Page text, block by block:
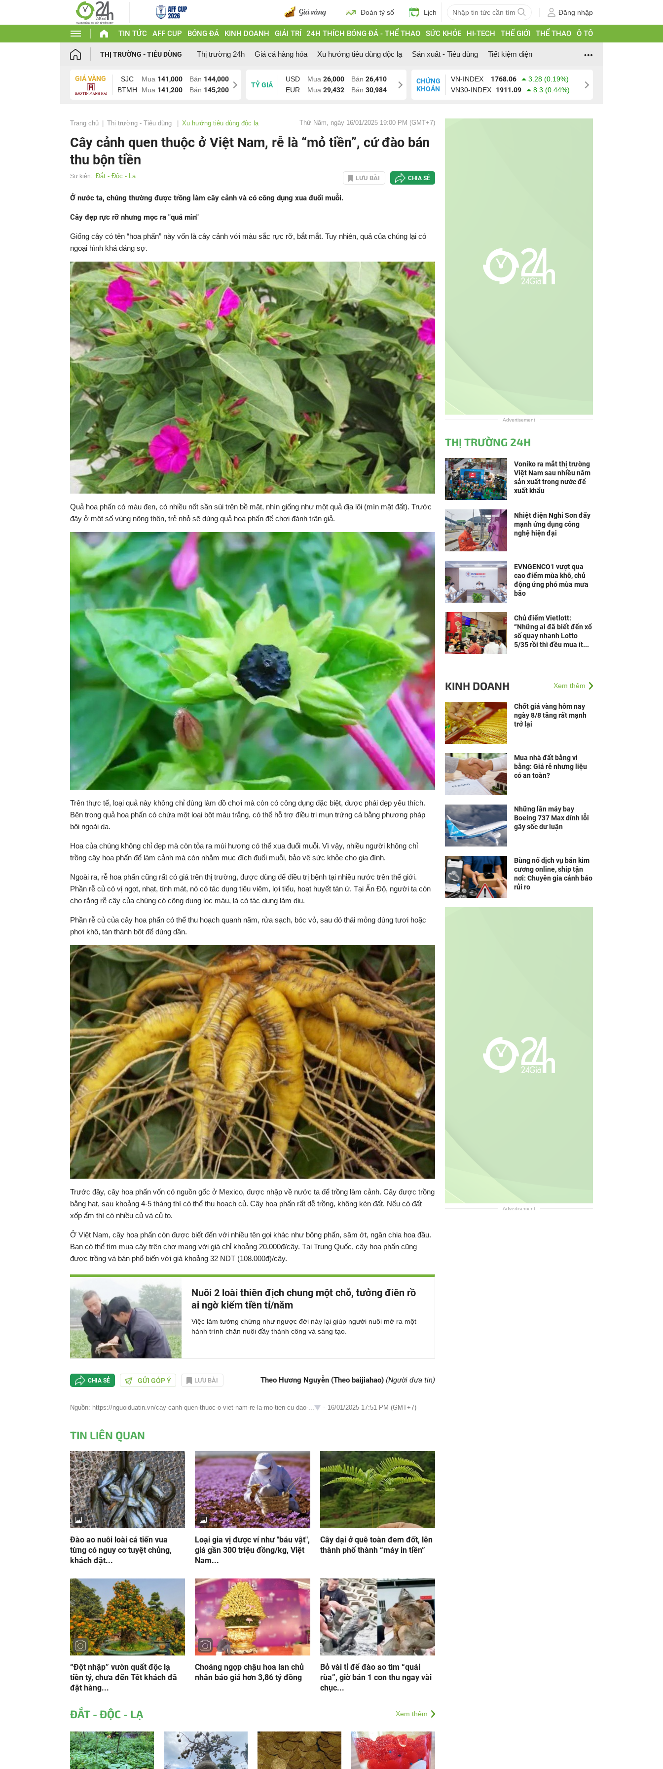
Đoán tỷ số Lịch Đăng nhập
TIN TỨC AFF CUP BÓNG ĐÁ KINH DOANH GIẢI TRÍ 24H THÍCH BÓNG ĐÁ - THỂ THAO SỨC KHỎE HI-TECH THẾ GIỚI THỂ THAO Ô TÔ
THỊ TRƯỜNG - TIÊU DÙNG Thị trường 24h Giá cả hàng hóa Xu hướng tiêu dùng độc lạ Sản xuất - Tiêu dùng Tiết kiệm điện
GIÁ VÀNG SJC Mua 141,000 Bán 144,000
BTMH
Mua 141,200 Bán 145,200
TỶ GIÁ
USD Mua 26,000 Bán 26,410
EUR
Mua 29,432 Bán 30,984
CHỨNG
KHOÁN
VN-INDEX 1768.06
3.28 (0.19%)
VN30-INDEX
1911.09 8.3 (0.44%)
Trang chủ Thị trường - Tiêu dùng Xu hướng tiêu dùng độc lạ Thứ Năm, ngày 16/01/2025 19:00 PM (GMT+7)
Cây cảnh quen thuộc ở Việt Nam, rễ là “mỏ tiền”, cứ đào bán
thu bộn tiền
Sự kiện: Đắt - Độc - Lạ LƯU BÀI CHIA SẺ
Ở nước ta, chúng thường được trồng làm cây cảnh và có công dụng xua đuổi muỗi.
Cây đẹp rực rỡ nhưng mọc ra "quả mìn"
Giống cây có tên “hoa phấn” này vốn là cây cảnh với màu sắc rực rỡ, bắt mắt. Tuy nhiên, quả của chúng lại có
ngoại hình khá đáng sợ.
Quả hoa phấn có màu đen, có nhiều nốt sần sùi trên bề mặt, nhìn giống như một quả địa lôi (mìn mặt đất). Trước
đây ở một số vùng nông thôn, trẻ nhỏ sẽ dùng quả hoa phấn để chơi đánh trận giả.
Trên thực tế, loại quả này không chỉ dùng làm đồ chơi mà còn có công dụng đặc biệt, được phái đẹp yêu thích.
Bên trong quả hoa phấn có chứa một loại bột màu trắng, có thể hỗ trợ điều trị mụn trứng cá bằng phương pháp
bôi ngoài da.
Hoa của chúng không chỉ đẹp mà còn tỏa ra mùi hương có thể xua đuổi muỗi. Vì vậy, nhiều người không chỉ
trồng cây hoa phấn để làm cảnh mà còn nhằm mục đích đuổi muỗi, bảo vệ sức khỏe cho gia đình.
Ngoài ra, rễ hoa phấn cũng rất có giá trên thị trường, được dùng để điều trị bệnh tại nhiều nước trên thế giới.
Phần rễ củ có vị ngọt, nhạt, tính mát, nó có tác dụng tiêu viêm, lợi tiểu, hoạt huyết tán ứ. Tại Ấn Độ, người ta còn
cho rằng rễ cây của chúng có công dụng lọc máu, lá có tác dụng làm dịu.
Phần rễ củ của cây hoa phấn có thể thu hoạch quanh năm, rửa sạch, bóc vỏ, sau đó thái mỏng dùng tươi hoặc
phơi khô, tán thành bột để dùng dần.
Trước đây, cây hoa phấn vốn có nguồn gốc ở Mexico, được nhập về nước ta để trồng làm cảnh. Cây được trồng
bằng hạt, sau khoảng 4-5 tháng thì có thể thu hoạch củ. Cây hoa phấn rất dễ trồng, không kén đất. Nếu có đất
xốp ẩm thì có nhiều củ và củ to.
Ở Việt Nam, cây hoa phấn còn được biết đến với nhiều tên gọi khác như bông phấn, sâm ớt, ngân chia hoa đầu.
Bạn có thể tìm mua cây trên chợ mạng với giá chỉ khoảng 20.000đ/cây. Tại Trung Quốc, cây hoa phấn cũng
được trồng và bán phổ biến với giá khoảng 32 NDT (108.000đ)/cây.
Nuôi 2 loài thiên địch chung một chỗ, tưởng điên rồ
ai ngờ kiếm tiền tỉ/năm
Việc làm tưởng chừng như ngược đời này lại giúp người nuôi mở ra một
hành trình chăn nuôi đầy thành công và sáng tạo.
CHIA SẺ GỬI GÓP Ý LƯU BÀI Theo Hương Nguyễn (Theo baijiahao) (Người đưa tin)
Nguồn: https://nguoiduatin.vn/cay-canh-quen-thuoc-o-viet-nam-re-la-mo-tien-cu-dao-... - 16/01/2025 17:51 PM (GMT+7)
TIN LIÊN QUAN
Đào ao nuôi loài cá tiến vua
từng có nguy cơ tuyệt chủng,
khách đặt...
Loại gia vị được ví như "báu vật",
giá gần 300 triệu đồng/kg, Việt
Nam...
Cây dại ở quê toàn đem đốt, lên
thành phố thành “máy in tiền”
“Đột nhập” vườn quất độc lạ
tiền tỷ, chưa đến Tết khách đã
đặt hàng...
Choáng ngợp chậu hoa lan chủ
nhân báo giá hơn 3,86 tỷ đồng
Bỏ vài tỉ để đào ao tìm “quái
rùa”, giờ bán 1 con thu ngay vài
chục...
ĐẮT - ĐỘC - LẠ Xem thêm
Advertisement
THỊ TRƯỜNG 24H
Voniko ra mắt thị trường
Việt Nam sau nhiều năm
sản xuất trong nước để
xuất khẩu
Nhiệt điện Nghi Sơn đẩy
mạnh ứng dụng công
nghệ hiện đại
EVNGENCO1 vượt qua
cao điểm mùa khô, chủ
động ứng phó mùa mưa
bão
Chủ điểm Vietlott:
“Những ai đã biết đến xổ
số quay nhanh Lotto
5/35 rồi thì đều mua ít...
KINH DOANH Xem thêm
Chốt giá vàng hôm nay
ngày 8/8 tăng rất mạnh
trở lại
Mua nhà đất bằng vi
bằng: Giá rẻ nhưng liệu
có an toàn?
Những lần máy bay
Boeing 737 Max dính lỗi
gây sốc dư luận
Bùng nổ dịch vụ bán kim
cương online, ship tận
nơi: Chuyên gia cảnh báo
rủi ro
Advertisement